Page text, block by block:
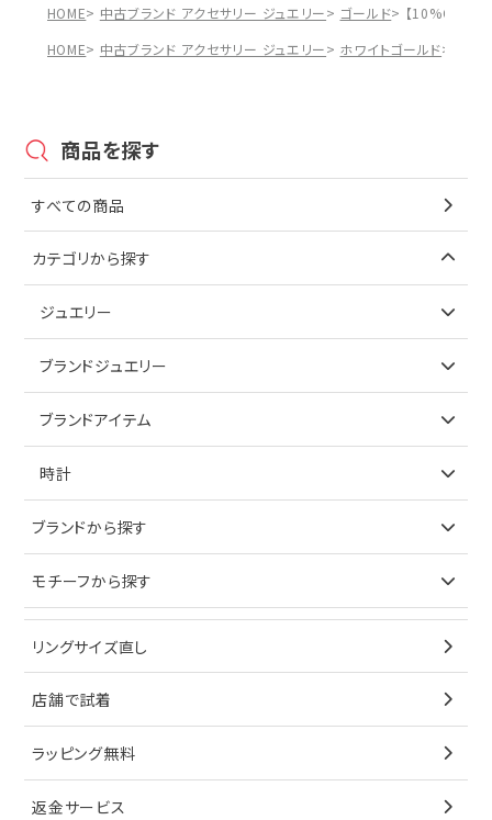
HOME 中古ブランド アクセサリー ジュエリー ゴールド
【10%OFF】
HOME
中古ブランド アクセサリー ジュエリー ホワイトゴールド
商品を探す
すべての商品
カテゴリから探す
ジュエリー
アイテムで探す
ブレスレット
ペンダントトップ
ブローチ
その他
ブランドジュエリー
アイテムで探す
イヤリング
ブレスレット
ペンダントトップ
ブローチ
ブランドアイテム
アイテムで探す
キーケース
サングラス
シューズ
香水
時計
ブランドで探す
オメガ
シャネル
タグホイヤー
カルティエ
ブランドから探す
ティファニー
ブルガリ
カルティエ
ウノアエレ
4℃
モチーフから探す
星
リボン
花
リングサイズ直し
店舗で試着
ラッピング無料
返金サービス